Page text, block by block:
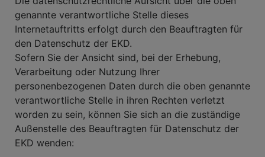
genannte verantwortliche Stelle dieses
Internetauftritts erfolgt durch den Beauftragten für
den Datenschutz der EKD.
Sofern Sie der Ansicht sind, bei der Erhebung,
Verarbeitung oder Nutzung Ihrer
personenbezogenen Daten durch die oben genannte
verantwortliche Stelle in ihren Rechten verletzt
worden zu sein, können Sie sich an die zuständige
Außenstelle des Beauftragten für Datenschutz der
EKD wenden: